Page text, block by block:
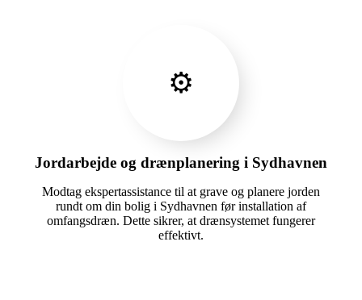
⚙️
Jordarbejde og drænplanering i Sydhavnen
Modtag ekspertassistance til at grave og planere jorden
rundt om din bolig i Sydhavnen før installation af
omfangsdræn. Dette sikrer, at drænsystemet fungerer
effektivt.